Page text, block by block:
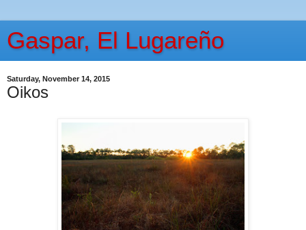
Gaspar, El Lugareño
Saturday, November 14, 2015
Oikos